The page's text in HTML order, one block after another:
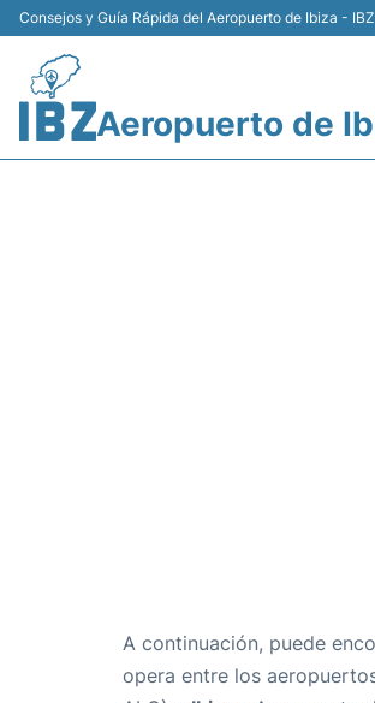
Consejos y Guía Rápida del Aeropuerto de Ibiza - IBZ
Aeropuerto de
A continuación, puede
opera entre los